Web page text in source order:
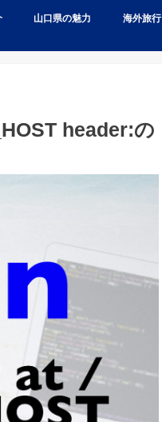
山口県の魅力 海外旅行
header:の